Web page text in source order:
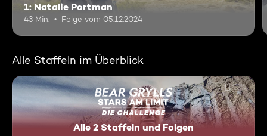
1: Natalie Portman
43 Min. Folge vom 05.12.2024
Alle Staffeln im Überblick
Alle 2 Staffeln und Folgen